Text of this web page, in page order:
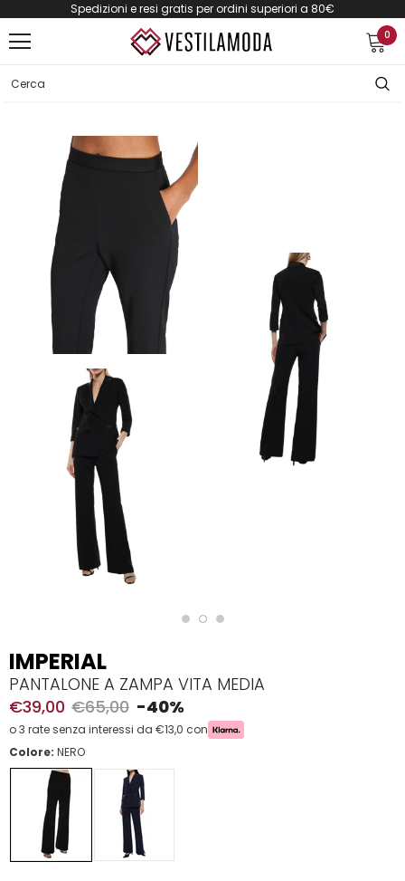
Spedizioni e resi gratis per ordini superiori a 80€
0
IMPERIAL
PANTALONE A ZAMPA VITA MEDIA
€39,00 €65,00 -40%
o 3 rate senza interessi da €13,0 con
Colore: NERO